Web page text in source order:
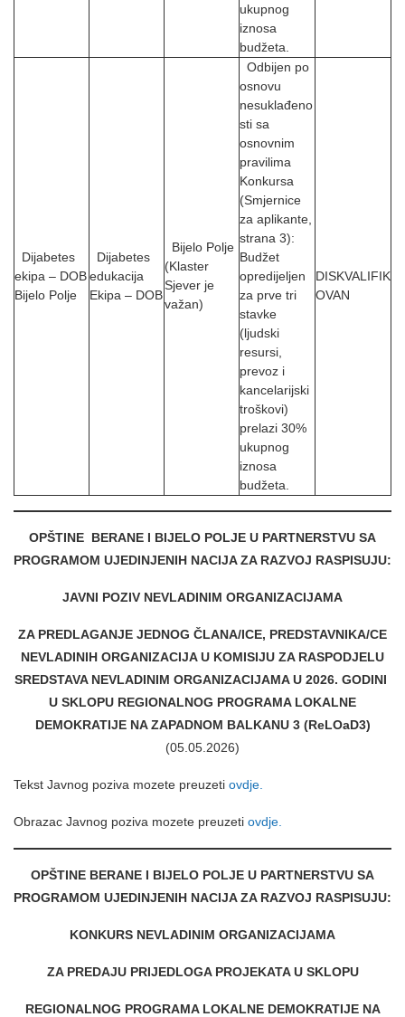
ukupnog
iznosa
budžeta.
Dijabetes
ekipa – DOB
Bijelo Polje
Dijabetes
edukacija
Ekipa – DOB
Bijelo Polje
(Klaster
Sjever je
važan)
Odbijen po
osnovu
nesuklađeno
sti sa
osnovnim
pravilima
Konkursa
(Smjernice
za aplikante,
strana 3):
Budžet
opredijeljen
za prve tri
stavke
(ljudski
resursi,
prevoz i
kancelarijski
troškovi)
prelazi 30%
ukupnog
iznosa
budžeta.
DISKVALIFIK
OVAN
OPŠTINE BERANE I BIJELO POLJE U PARTNERSTVU SA
PROGRAMOM UJEDINJENIH NACIJA ZA RAZVOJ RASPISUJU:
JAVNI POZIV NEVLADINIM ORGANIZACIJAMA
ZA PREDLAGANJE JEDNOG ČLANA/ICE, PREDSTAVNIKA/CE
NEVLADINIH ORGANIZACIJA U KOMISIJU ZA RASPODJELU
SREDSTAVA NEVLADINIM ORGANIZACIJAMA U 2026. GODINI
U SKLOPU REGIONALNOG PROGRAMA LOKALNE
DEMOKRATIJE NA ZAPADNOM BALKANU 3 (ReLOaD3)
(05.05.2026)
Tekst Javnog poziva mozete preuzeti ovdje.
Obrazac Javnog poziva mozete preuzeti ovdje.
OPŠTINE BERANE I BIJELO POLJE U PARTNERSTVU SA
PROGRAMOM UJEDINJENIH NACIJA ZA RAZVOJ RASPISUJU:
KONKURS NEVLADINIM ORGANIZACIJAMA
ZA PREDAJU PRIJEDLOGA PROJEKATA U SKLOPU
REGIONALNOG PROGRAMA LOKALNE DEMOKRATIJE NA